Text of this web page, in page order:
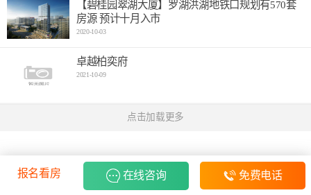
【碧桂园翠湖大厦】罗湖洪湖地铁口规划有570套
房源 预计十月入市
2020-10-03
卓越柏奕府
2021-10-09
点击加载更多
报名看房 在线咨询 免费电话